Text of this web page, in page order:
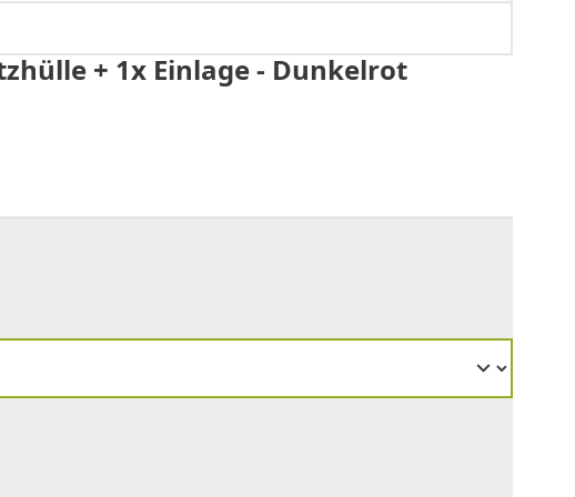
+ 1x Einlage - Dunkelrot